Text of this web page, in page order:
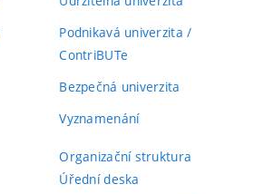
Podnikavá univerzita /
ContriBUTe
Bezpečná univerzita
Vyznamenání
Organizační struktura
Úřední deska